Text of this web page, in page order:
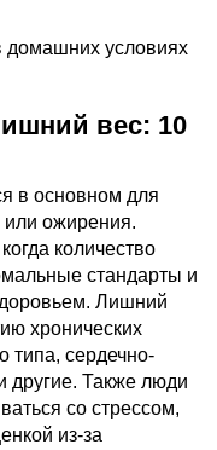
домашних условиях
вес: 10
в основном для
или ожирения.
количество
стандарты и
Лишний
хронических
типа, сердечно-
другие. Также люди
со стрессом,
из-за